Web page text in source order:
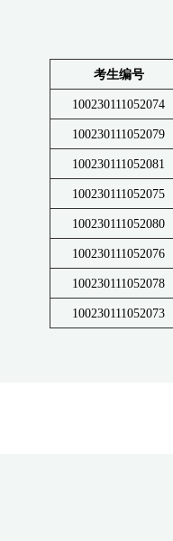
考生编号
100230111052074
100230111052079
100230111052081
100230111052075
100230111052080
100230111052076
100230111052078
100230111052073